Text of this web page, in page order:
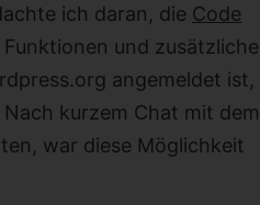
ich daran, die Code
und zusätzliche
angemeldet ist,
kurzem Chat mit dem
war diese Möglichkeit